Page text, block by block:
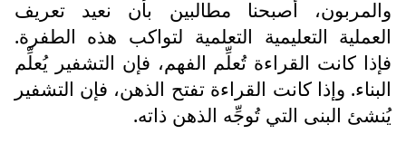
والمربون، أصبحنا مطالبين بأن نعيد تعريف
العملية التعليمية التعلمية لتواكب هذه الطفرة.
فإذا كانت القراءة تُعلِّم الفهم، فإن التشفير يُعلِّم
البناء. وإذا كانت القراءة تفتح الذهن، فإن التشفير
يُنشئ البنى التي تُوجِّه الذهن ذاته.